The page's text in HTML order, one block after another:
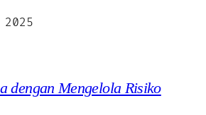
dengan Mengelola Risiko